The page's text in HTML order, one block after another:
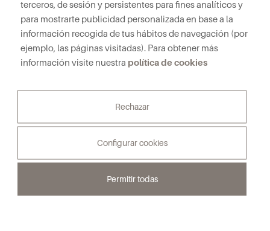
Redes sociales
Productos
Catálogos
Hoteles
terceros, de sesión y persistentes para fines analíticos y
para mostrarte publicidad personalizada en base a la
información recogida de tus hábitos de navegación (por
ejemplo, las páginas visitadas). Para obtener más
información visite nuestra política de cookies
Rechazar
Configurar cookies
Permitir todas